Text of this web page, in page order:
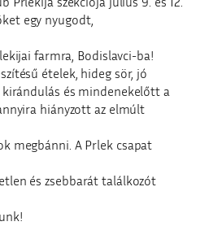
egy nyugodt,
farmra, Bodislavci-ba!
ételek, hideg sör, jó
kirándulás és mindenekelőtt a
hiányzott az elmúlt
megbánni. A Prlek csapat
és zsebbarát találkozót